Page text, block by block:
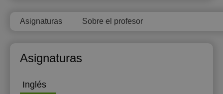
Asignaturas Sobre el profesor
Asignaturas
Inglés
20:00